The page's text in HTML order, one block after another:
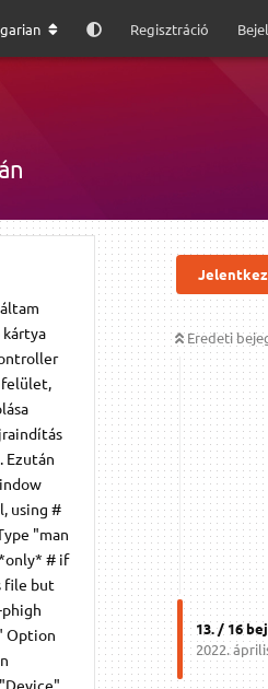
Regisztráció
Eredeti
13. / 16
2022.
felület,
Ezután
using #
"man
# if
file but
Option